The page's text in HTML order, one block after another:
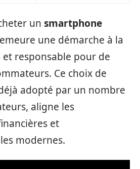
un smartphone
une démarche à la
responsable pour de
Ce choix de
adopté par un nombre
aligne les
et
modernes.